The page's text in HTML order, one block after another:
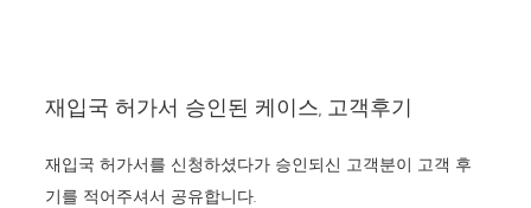
재입국 허가서 승인된 케이스, 고객후기
재입국 허가서를 신청하셨다가 승인되신 고객분이 고객 후
기를 적어주셔서 공유합니다.